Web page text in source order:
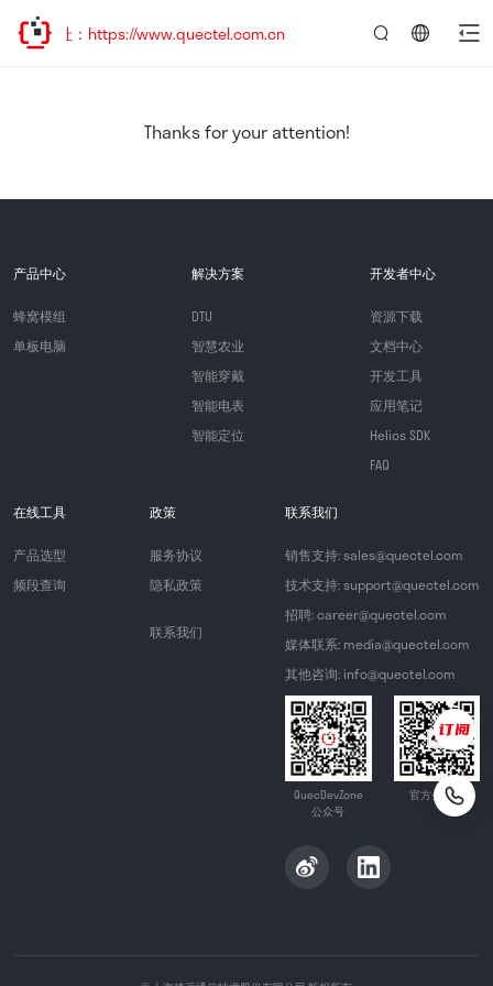
访问新址：https://www.quectel.com.cn
Thanks for your attention!
产品中心
蜂窝模组
单板电脑
解决方案
DTU
智慧农业
智能穿戴
智能电表
智能定位
开发者中心
资源下载
文档中心
开发工具
应用笔记
Helios SDK
FAQ
在线工具
产品选型
频段查询
政策
服务协议
隐私政策
联系我们
联系我们
销售支持: sales@quectel.com
技术支持: support@quectel.com
招聘: career@quectel.com
媒体联系: media@quectel.com
其他咨询: info@quectel.com
QuecDevZone
公众号
官方公众号